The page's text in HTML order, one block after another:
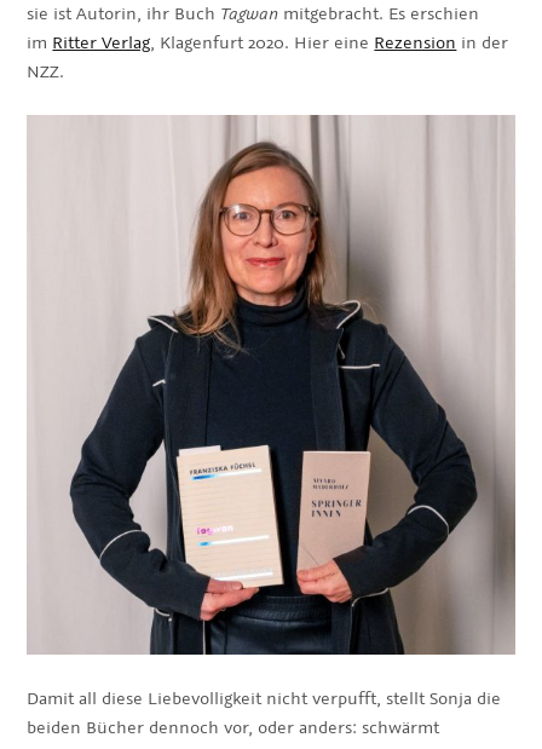
sie ist Autorin, ihr Buch Tagwan mitgebracht. Es erschien
im Ritter Verlag, Klagenfurt 2020. Hier eine Rezension in der
NZZ.
Damit all diese Liebevolligkeit nicht verpufft, stellt Sonja die
beiden Bücher dennoch vor, oder anders: schwärmt